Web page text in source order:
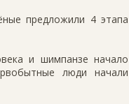
предложили 4 этапа
и шимпанзе начало
люди начали